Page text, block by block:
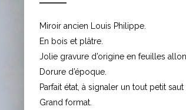
Miroir ancien Louis Philippe.
En bois et plâtre.
Jolie gravure d’origine en feuilles
Dorure d’époque.
Parfait état, à signaler un tout petit
Grand format.